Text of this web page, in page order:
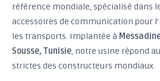
Durabilité avant tout — Une
millions de kilomètres
Qualité sans compromis — IATF
Votre partenaire, pas seulement un
référence mondiale, spécialisé dans
accessoires de communication pour
les transports. Implantée à
Sousse, Tunisie, notre usine répond
strictes des constructeurs mondiaux.